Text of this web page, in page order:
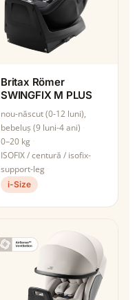
Britax Römer
SWINGFIX M PLUS
nou-născut (0-12 luni),
bebeluș (9 luni-4 ani)
0–20 kg
ISOFIX / centură / isofix-
support-leg
i-Size